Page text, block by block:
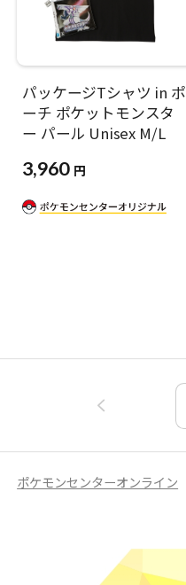
パッケージTシャツ in ポ
ーチ ポケットモンスタ
ー パール Unisex M/L
3,960 円
ポケモンセンターオンライン